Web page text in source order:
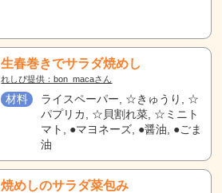
生春巻きでサラダ焼めし
れしぴ提供：bon_macaさん
材料
ライスペーパー, ☆きゅうり, ☆
パプリカ, ☆貝割れ菜, ☆ミニト
マト, ●マヨネーズ, ●醤油, ●ごま
油
焼めしのサラダ菜包み